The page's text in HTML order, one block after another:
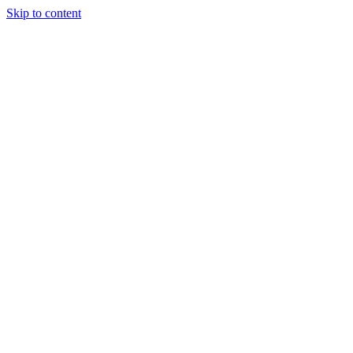
Skip to content